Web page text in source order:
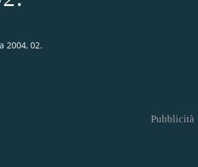
2004, 02.
Pubblicità